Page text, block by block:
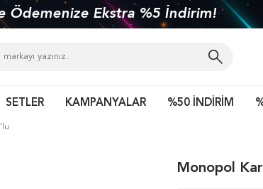
Ödemenize Ekstra %5 İndirim!
SETLER KAMPANYALAR %50 İNDİRİM
Monopol